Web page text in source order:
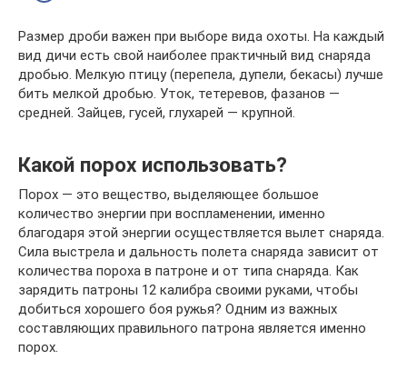
Размер дроби важен при выборе вида охоты. На каждый
вид дичи есть свой наиболее практичный вид снаряда
дробью. Мелкую птицу (перепела, дупели, бекасы) лучше
бить мелкой дробью. Уток, тетеревов, фазанов —
средней. Зайцев, гусей, глухарей — крупной.
Какой порох использовать?
Порох — это вещество, выделяющее большое
количество энергии при воспламенении, именно
благодаря этой энергии осуществляется вылет снаряда.
Сила выстрела и дальность полета снаряда зависит от
количества пороха в патроне и от типа снаряда. Как
зарядить патроны 12 калибра своими руками, чтобы
добиться хорошего боя ружья? Одним из важных
составляющих правильного патрона является именно
порох.